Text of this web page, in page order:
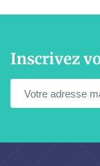
Inscrivez